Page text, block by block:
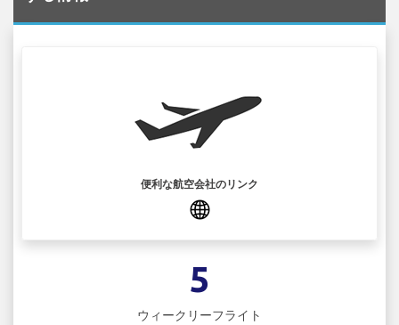
便利な航空会社のリンク
5
ウィークリーフライト